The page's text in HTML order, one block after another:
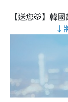
【送您🐯】韓
↓